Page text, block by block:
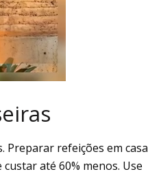
Preparar refeições em casa
até 60% menos. Use